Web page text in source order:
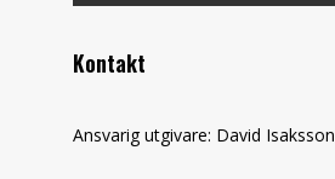
Kontakt
Ansvarig utgivare: David Isaksson